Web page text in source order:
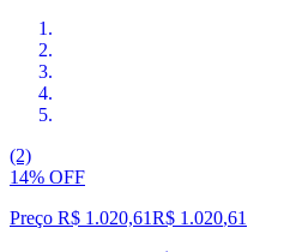
(2)
14% OFF
Preço R$ 1.020,61R$ 1.020,61